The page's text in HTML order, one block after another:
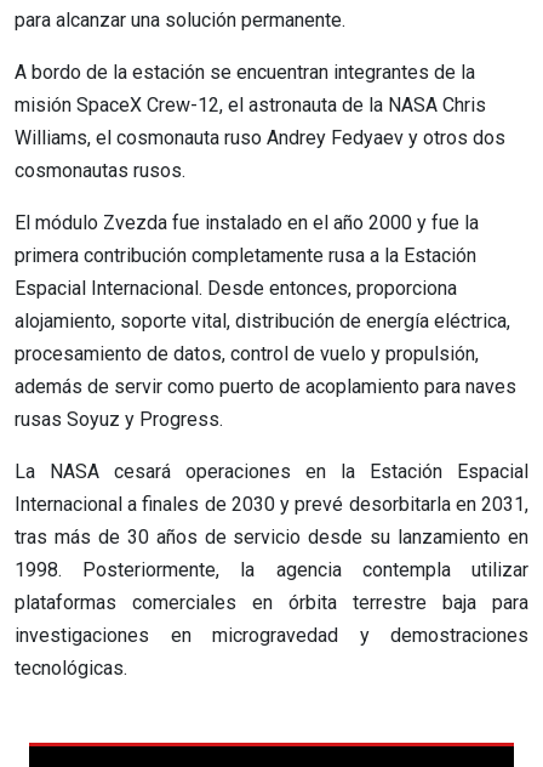
para alcanzar una solución permanente.
A bordo de la estación se encuentran integrantes de la
misión SpaceX Crew-12, el astronauta de la NASA Chris
Williams, el cosmonauta ruso Andrey Fedyaev y otros dos
cosmonautas rusos.
El módulo Zvezda fue instalado en el año 2000 y fue la
primera contribución completamente rusa a la Estación
Espacial Internacional. Desde entonces, proporciona
alojamiento, soporte vital, distribución de energía eléctrica,
procesamiento de datos, control de vuelo y propulsión,
además de servir como puerto de acoplamiento para naves
rusas Soyuz y Progress.
La NASA cesará operaciones en la Estación Espacial
Internacional a finales de 2030 y prevé desorbitarla en 2031,
tras más de 30 años de servicio desde su lanzamiento en
1998. Posteriormente, la agencia contempla utilizar
plataformas comerciales en órbita terrestre baja para
investigaciones en microgravedad y demostraciones
tecnológicas.